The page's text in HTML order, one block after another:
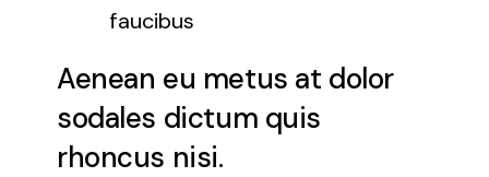
faucibus
Aenean eu metus at dolor
sodales dictum quis
rhoncus nisi.